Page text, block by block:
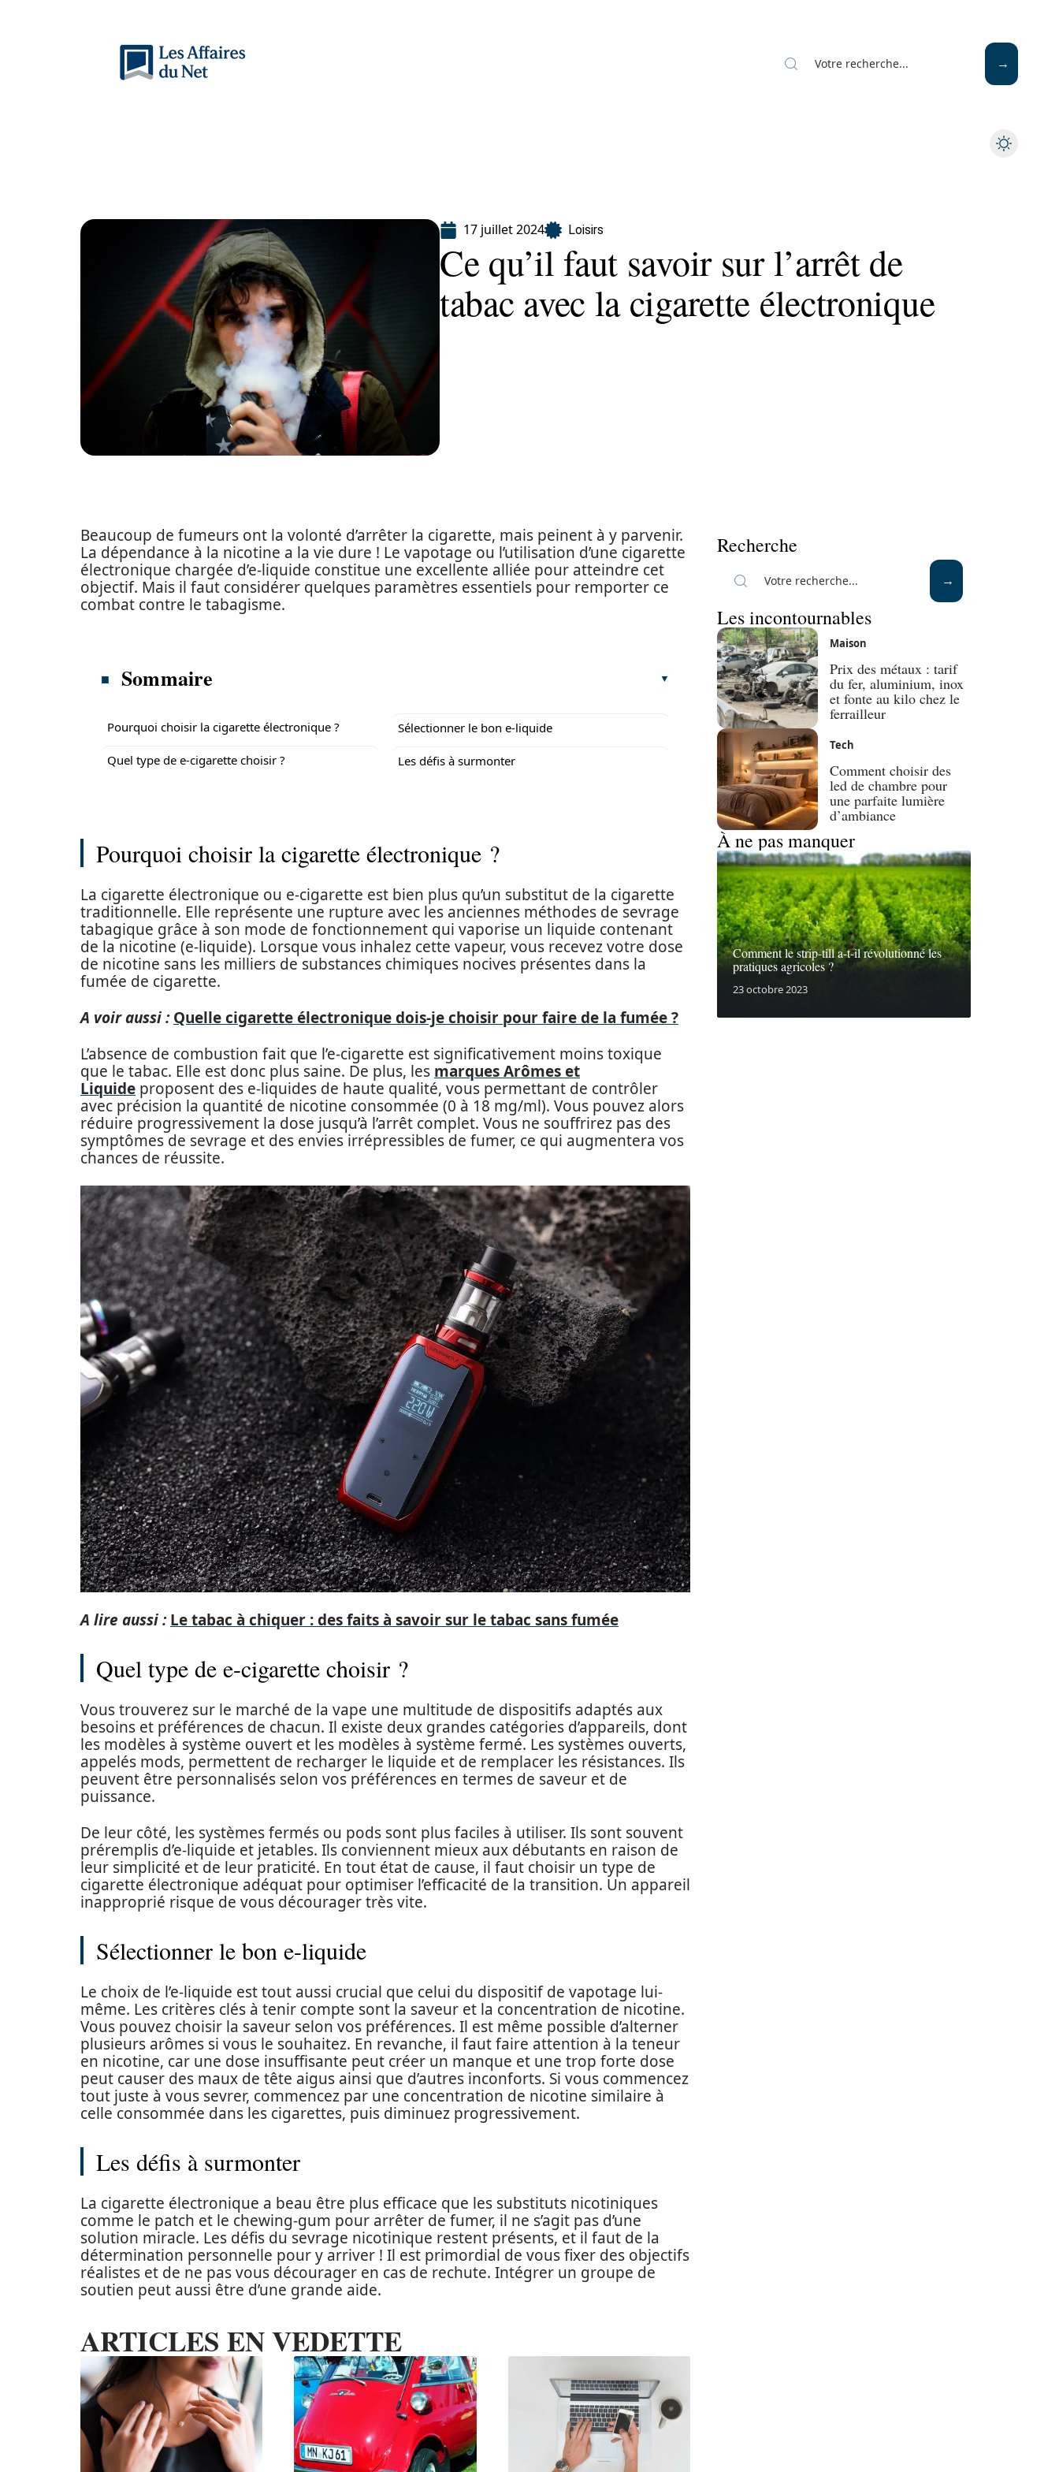
17 juillet 2024 Loisirs
Ce qu’il faut savoir sur l’arrêt de
tabac avec la cigarette électronique
Beaucoup de fumeurs ont la volonté d’arrêter la cigarette, mais peinent à y parvenir.
La dépendance à la nicotine a la vie dure ! Le vapotage ou l’utilisation d’une cigarette
électronique chargée d’e-liquide constitue une excellente alliée pour atteindre cet
objectif. Mais il faut considérer quelques paramètres essentiels pour remporter ce
combat contre le tabagisme.
Sommaire
Pourquoi choisir la cigarette électronique ?
Quel type de e-cigarette choisir ?
Sélectionner le bon e-liquide
Les défis à surmonter
Pourquoi choisir la cigarette électronique ?
La cigarette électronique ou e-cigarette est bien plus qu’un substitut de la cigarette
traditionnelle. Elle représente une rupture avec les anciennes méthodes de sevrage
tabagique grâce à son mode de fonctionnement qui vaporise un liquide contenant
de la nicotine (e-liquide). Lorsque vous inhalez cette vapeur, vous recevez votre dose
de nicotine sans les milliers de substances chimiques nocives présentes dans la
fumée de cigarette.
A voir aussi : Quelle cigarette électronique dois-je choisir pour faire de la fumée ?
L’absence de combustion fait que l’e-cigarette est significativement moins toxique
que le tabac. Elle est donc plus saine. De plus, les marques Arômes et
Liquide proposent des e-liquides de haute qualité, vous permettant de contrôler
avec précision la quantité de nicotine consommée (0 à 18 mg/ml). Vous pouvez alors
réduire progressivement la dose jusqu’à l’arrêt complet. Vous ne souffrirez pas des
symptômes de sevrage et des envies irrépressibles de fumer, ce qui augmentera vos
chances de réussite.
A lire aussi : Le tabac à chiquer : des faits à savoir sur le tabac sans fumée
Quel type de e-cigarette choisir ?
Vous trouverez sur le marché de la vape une multitude de dispositifs adaptés aux
besoins et préférences de chacun. Il existe deux grandes catégories d’appareils, dont
les modèles à système ouvert et les modèles à système fermé. Les systèmes ouverts,
appelés mods, permettent de recharger le liquide et de remplacer les résistances. Ils
peuvent être personnalisés selon vos préférences en termes de saveur et de
puissance.
De leur côté, les systèmes fermés ou pods sont plus faciles à utiliser. Ils sont souvent
préremplis d’e-liquide et jetables. Ils conviennent mieux aux débutants en raison de
leur simplicité et de leur praticité. En tout état de cause, il faut choisir un type de
cigarette électronique adéquat pour optimiser l’efficacité de la transition. Un appareil
inapproprié risque de vous décourager très vite.
Sélectionner le bon e-liquide
Le choix de l’e-liquide est tout aussi crucial que celui du dispositif de vapotage lui-
même. Les critères clés à tenir compte sont la saveur et la concentration de nicotine.
Vous pouvez choisir la saveur selon vos préférences. Il est même possible d’alterner
plusieurs arômes si vous le souhaitez. En revanche, il faut faire attention à la teneur
en nicotine, car une dose insuffisante peut créer un manque et une trop forte dose
peut causer des maux de tête aigus ainsi que d’autres inconforts. Si vous commencez
tout juste à vous sevrer, commencez par une concentration de nicotine similaire à
celle consommée dans les cigarettes, puis diminuez progressivement.
Les défis à surmonter
La cigarette électronique a beau être plus efficace que les substituts nicotiniques
comme le patch et le chewing-gum pour arrêter de fumer, il ne s’agit pas d’une
solution miracle. Les défis du sevrage nicotinique restent présents, et il faut de la
détermination personnelle pour y arriver ! Il est primordial de vous fixer des objectifs
réalistes et de ne pas vous décourager en cas de rechute. Intégrer un groupe de
soutien peut aussi être d’une grande aide.
ARTICLES EN VEDETTE
Recherche
Les incontournables
Maison
Prix des métaux : tarif
du fer, aluminium, inox
et fonte au kilo chez le
ferrailleur
Tech
Comment choisir des
led de chambre pour
une parfaite lumière
d’ambiance
À ne pas manquer
Comment le strip-till a-t-il révolutionné les
pratiques agricoles ?
23 octobre 2023